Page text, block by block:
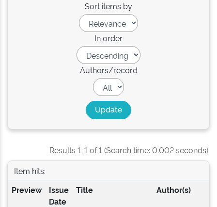
Sort items by
In order
Authors/record
Results 1-1 of 1 (Search time: 0.002 seconds).
Item hits:
Preview
Issue
Date
Title Author(s)